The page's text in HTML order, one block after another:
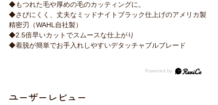
◆もつれた毛や厚めの毛のカッティングに。
◆さびにくく、丈夫なミッドナイトブラック仕上げのアメリカ製
精密刃（WAHL自社製）
◆2.5倍早いカットでスムースな仕上がり
◆着脱が簡単でお手入れしやすいデタッチャブルブレード
ユーザーレビュー